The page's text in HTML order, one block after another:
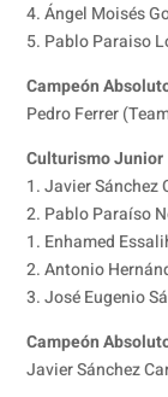
4. Ángel Moisés
5. Pablo Paraiso
Campeón
Pedro Ferrer
Culturismo Junior
1. Javier Sánchez
2. Pablo Paraíso
1. Enhamed
2. Antonio
3. José Eugenio
Campeón
Javier Sánchez